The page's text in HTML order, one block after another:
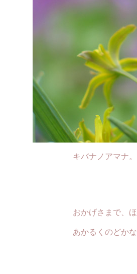
キバナノアマナ。た
おかげさまで、ほ
あかるくのどかなし